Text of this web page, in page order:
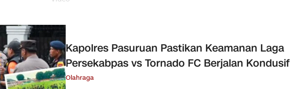
Kapolres Pasuruan Pastikan Keamanan Laga
Persekabpas vs Tornado FC Berjalan Kondusif
Olahraga